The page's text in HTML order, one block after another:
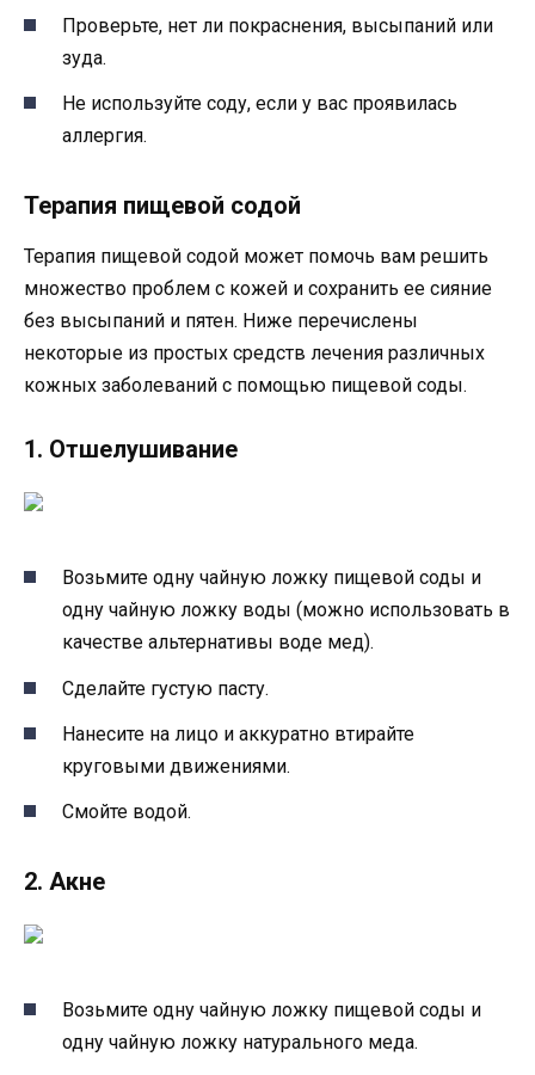
Проверьте, нет ли покраснения, высыпаний или
зуда.
Не используйте соду, если у вас проявилась
аллергия.
Терапия пищевой содой
Терапия пищевой содой может помочь вам решить
множество проблем с кожей и сохранить ее сияние
без высыпаний и пятен. Ниже перечислены
некоторые из простых средств лечения различных
кожных заболеваний с помощью пищевой соды.
1. Отшелушивание
Возьмите одну чайную ложку пищевой соды и
одну чайную ложку воды (можно использовать в
качестве альтернативы воде мед).
Сделайте густую пасту.
Нанесите на лицо и аккуратно втирайте
круговыми движениями.
Смойте водой.
2. Акне
Возьмите одну чайную ложку пищевой соды и
одну чайную ложку натурального меда.